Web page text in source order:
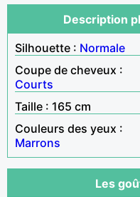
Description
Silhouette : Normale
Coupe de cheveux :
Courts
Taille : 165 cm
Couleurs des yeux :
Marrons
Les